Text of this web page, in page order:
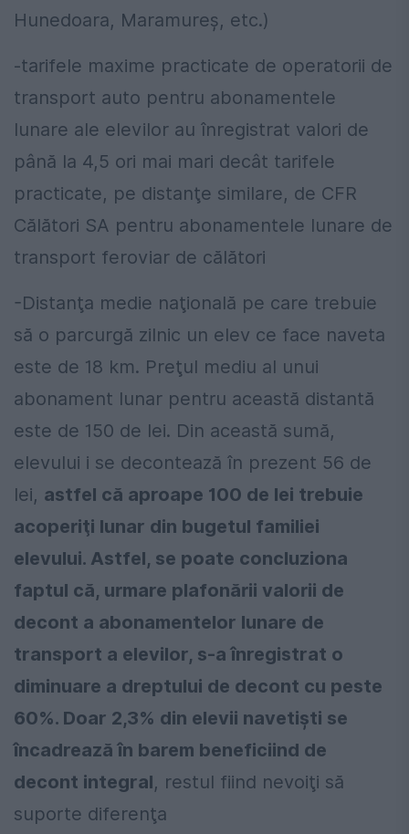
Hunedoara, Maramureş, etc.)
-tarifele maxime practicate de operatorii de
transport auto pentru abonamentele
lunare ale elevilor au înregistrat valori de
până la 4,5 ori mai mari decât tarifele
practicate, pe distanţe similare, de CFR
Călători SA pentru abonamentele lunare de
transport feroviar de călători
-Distanţa medie naţională pe care trebuie
să o parcurgă zilnic un elev ce face naveta
este de 18 km. Preţul mediu al unui
abonament lunar pentru această distantă
este de 150 de lei. Din această sumă,
elevului i se decontează în prezent 56 de
lei, astfel că aproape 100 de lei trebuie
acoperiţi lunar din bugetul familiei
elevului. Astfel, se poate concluziona
faptul că, urmare plafonării valorii de
decont a abonamentelor lunare de
transport a elevilor, s-a înregistrat o
diminuare a dreptului de decont cu peste
60%. Doar 2,3% din elevii navetişti se
încadrează în barem beneficiind de
decont integral, restul fiind nevoiţi să
suporte diferenţa